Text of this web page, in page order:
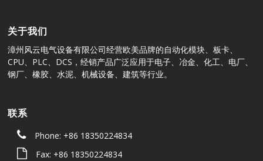
关于我们
漳州风云电气设备有限公司经营欧美品牌的自动化模块、板卡、
CPU、PLC、DCS，经销产品广泛应用于电子、冶金、化工、电厂、
钢厂、橡胶、水泥、机械设备、建筑等行业。
联系
Phone: +86 18350224834
Fax: +86 18350224834